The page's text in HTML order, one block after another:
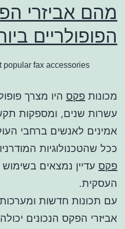
מהם אביזרי
הפופולריים
fax accessories?
מכונות פקס היו מצרך
עשרות שנים, ומספקות
אמינים לאנשים ברחבי
ככל שהטכנולוגיות
פקס עדיין נמצאים
העסקית.
עם תכונות חדשות
אביזרי הפקס הנכונים